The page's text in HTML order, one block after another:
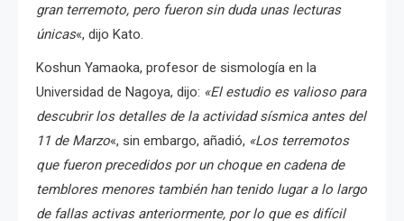
gran terremoto, pero fueron sin duda unas lecturas
únicas«, dijo Kato.
Koshun Yamaoka, profesor de sismología en la
Universidad de Nagoya, dijo: «El estudio es valioso para
descubrir los detalles de la actividad sísmica antes del
11 de Marzo«, sin embargo, añadió, «Los terremotos
que fueron precedidos por un choque en cadena de
temblores menores también han tenido lugar a lo largo
de fallas activas anteriormente, por lo que es difícil